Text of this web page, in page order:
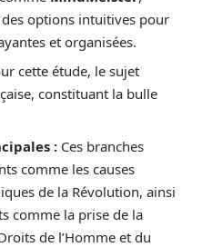
options intuitives pour
et organisées.
cette étude, le sujet
constituant la bulle
: Ces branches
comme les causes
de la Révolution, ainsi
comme la prise de la
de l’Homme et du